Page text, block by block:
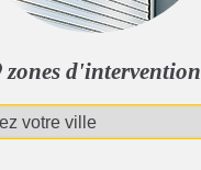
zones d'intervention